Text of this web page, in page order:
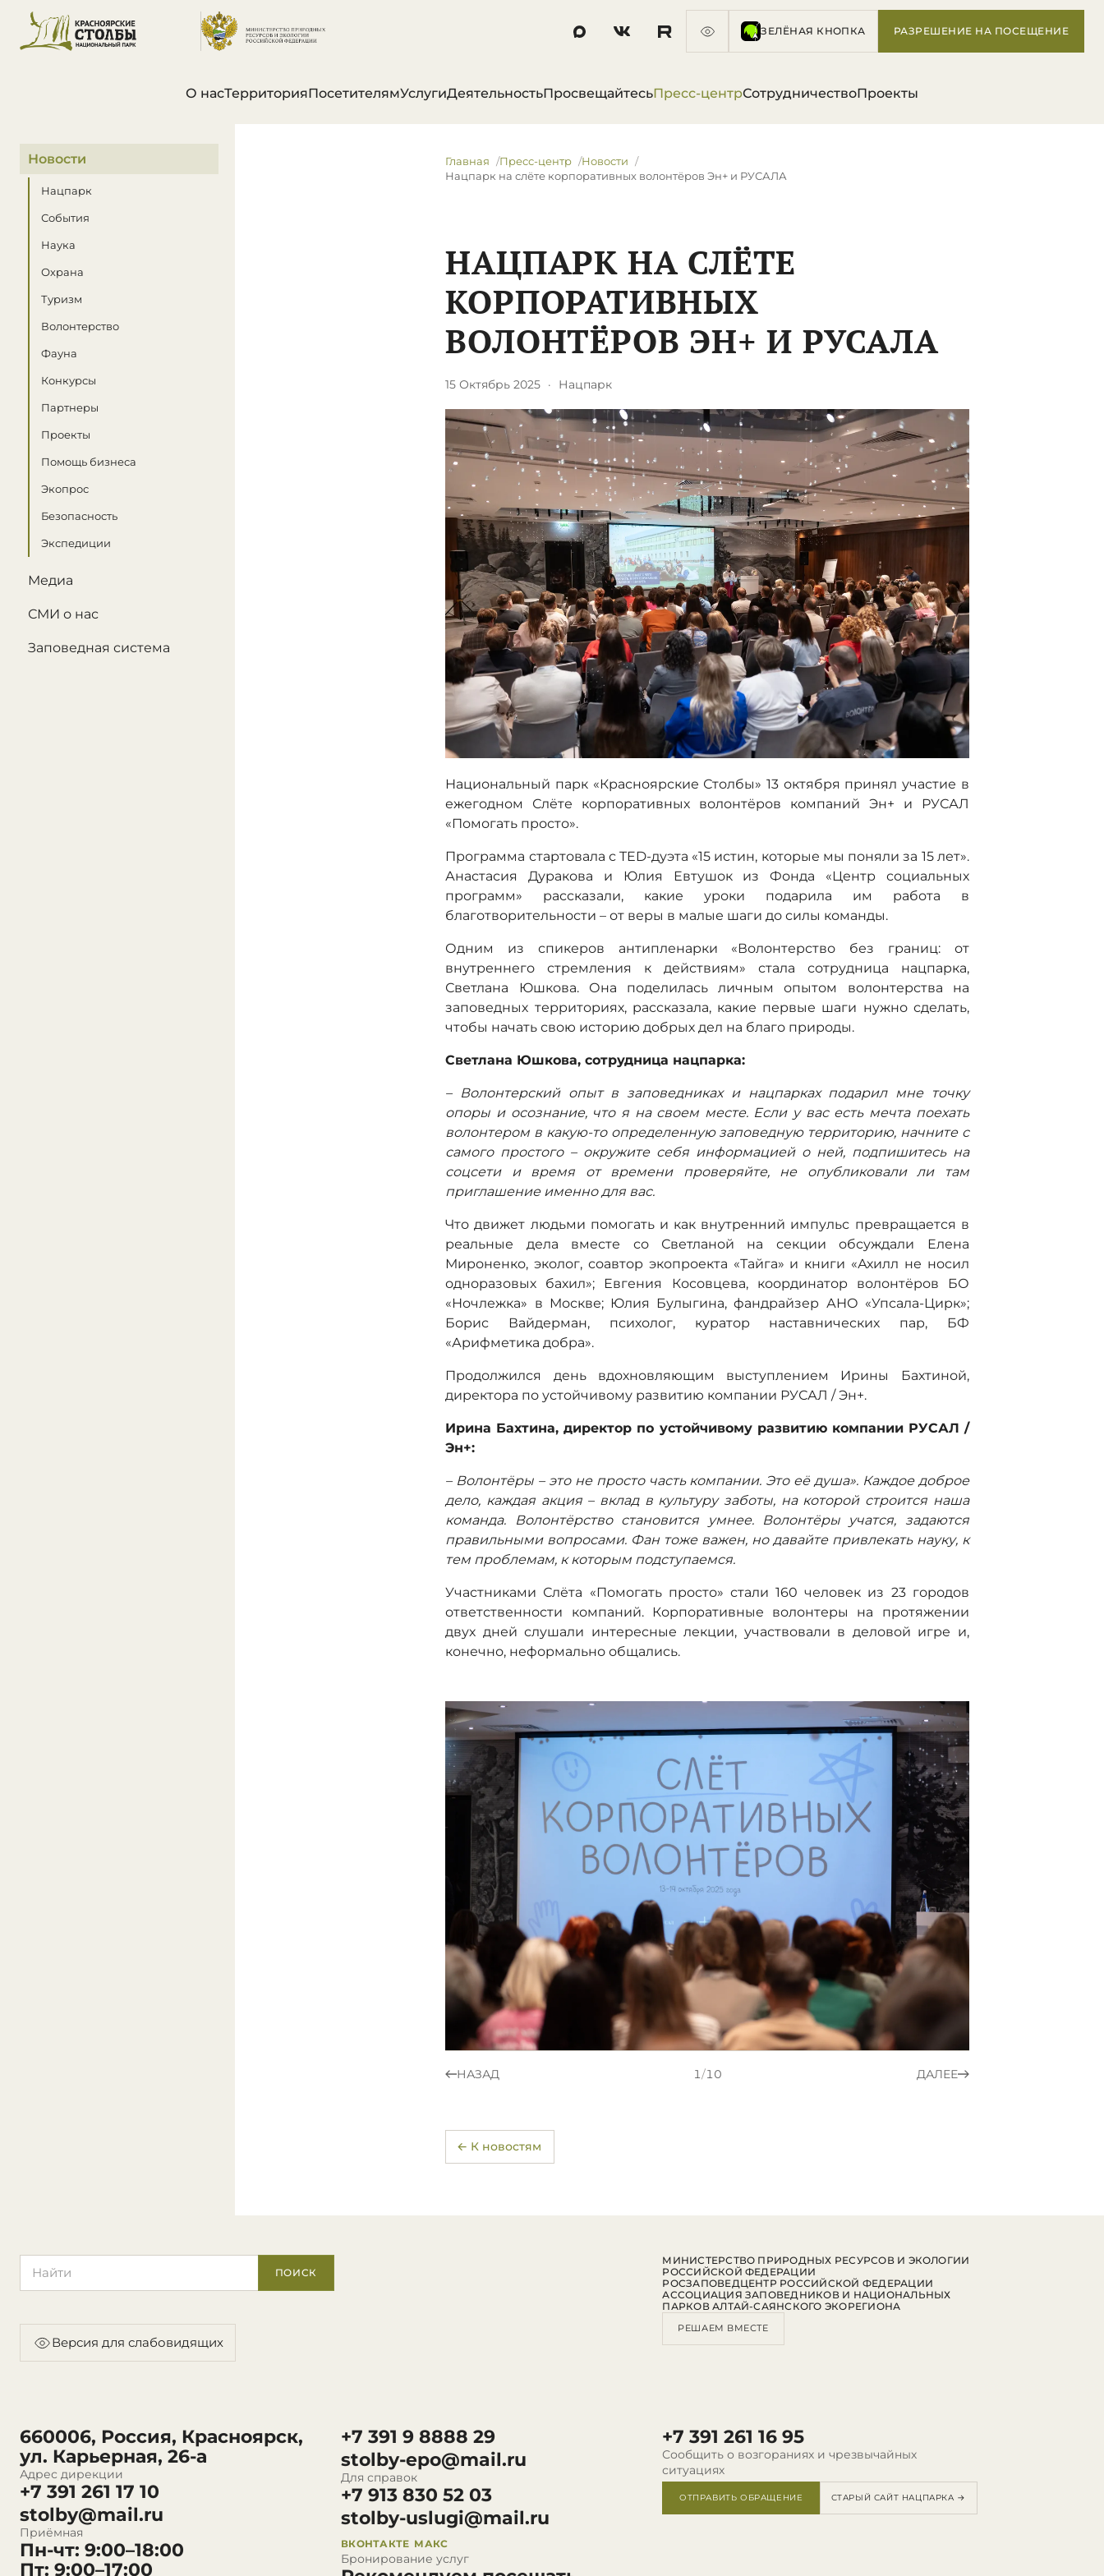
ЗЕЛЁНАЯ КНОПКА РАЗРЕШЕНИЕ НА ПОСЕЩЕНИЕ
О насТерриторияПосетителямУслугиДеятельностьПросвещайтесьПресс-центрСотрудничествоПроекты
В этом разделе
Новости
Нацпарк
События
Наука
Охрана
Туризм
Волонтерство
Фауна
Конкурсы
Партнеры
Проекты
Помощь бизнеса
Экопрос
Безопасность
Экспедиции
Медиа
СМИ о нас
Заповедная система
Главная Пресс-центр
Новости
​Нацпарк на слёте корпоративных волонтёров Эн+ и РУСАЛА
​НАЦПАРК НА СЛЁТЕ
КОРПОРАТИВНЫХ
ВОЛОНТЁРОВ ЭН+ И РУСАЛА
15 Октябрь 2025 · Нацпарк
Национальный парк «Красноярские Столбы» 13 октября принял участие в
ежегодном Слёте корпоративных волонтёров компаний Эн+ и РУСАЛ
«Помогать просто».
Программа стартовала с TED-дуэта «15 истин, которые мы поняли за 15 лет».
Анастасия Дуракова и Юлия Евтушок из Фонда «Центр социальных
программ» рассказали, какие уроки подарила им работа в
благотворительности – от веры в малые шаги до силы команды.
Одним из спикеров антипленарки «Волонтерство без границ: от
внутреннего стремления к действиям» стала сотрудница нацпарка,
Светлана Юшкова. Она поделилась личным опытом волонтерства на
заповедных территориях, рассказала, какие первые шаги нужно сделать,
чтобы начать свою историю добрых дел на благо природы.
Светлана Юшкова, сотрудница нацпарка:
– Волонтерский опыт в заповедниках и нацпарках подарил мне точку
опоры и осознание, что я на своем месте. Если у вас есть мечта поехать
волонтером в какую-то определенную заповедную территорию, начните с
самого простого – окружите себя информацией о ней, подпишитесь на
соцсети и время от времени проверяйте, не опубликовали ли там
приглашение именно для вас.
Что движет людьми помогать и как внутренний импульс превращается в
реальные дела вместе со Светланой на секции обсуждали Елена
Мироненко, эколог, соавтор экопроекта «Тайга» и книги «Ахилл не носил
одноразовых бахил»; Евгения Косовцева, координатор волонтёров БО
«Ночлежка» в Москве; Юлия Булыгина, фандрайзер АНО «Упсала-Цирк»;
Борис Вайдерман, психолог, куратор наставнических пар, БФ
«Арифметика добра».
Продолжился день вдохновляющим выступлением Ирины Бахтиной,
директора по устойчивому развитию компании РУСАЛ / Эн+.
Ирина Бахтина, директор по устойчивому развитию компании РУСАЛ /
Эн+:
– Волонтёры – это не просто часть компании. Это её душа». Каждое доброе
дело, каждая акция – вклад в культуру заботы, на которой строится наша
команда. Волонтёрство становится умнее. Волонтёры учатся, задаются
правильными вопросами. Фан тоже важен, но давайте привлекать науку, к
тем проблемам, к которым подступаемся.
Участниками Слёта «Помогать просто» стали 160 человек из 23 городов
ответственности компаний. Корпоративные волонтеры на протяжении
двух дней слушали интересные лекции, участвовали в деловой игре и,
конечно, неформально общались.
НАЗАД 1/10 ДАЛЕЕ
← К новостям
ПОИСК
Версия для слабовидящих
660006, Россия, Красноярск,
ул. Карьерная, 26-а
Адрес дирекции
+7 391 261 17 10
stolby@mail.ru
Приёмная
Пн-чт: 9:00–18:00
Пт: 9:00–17:00
+7 391 9 8888 29
stolby-epo@mail.ru
Для справок
+7 913 830 52 03
stolby-uslugi@mail.ru
ВКОНТАКТЕ МАКС
Бронирование услуг
+7 391 261 16 95
Сообщить о возгораниях и чрезвычайных
ситуациях
ОТПРАВИТЬ ОБРАЩЕНИЕ СТАРЫЙ САЙТ НАЦПАРКА →
МИНИСТЕРСТВО ПРИРОДНЫХ РЕСУРСОВ И ЭКОЛОГИИ
РОССИЙСКОЙ ФЕДЕРАЦИИ
РОСЗАПОВЕДЦЕНТР РОССИЙСКОЙ ФЕДЕРАЦИИ
АССОЦИАЦИЯ ЗАПОВЕДНИКОВ И НАЦИОНАЛЬНЫХ
ПАРКОВ АЛТАЙ-САЯНСКОГО ЭКОРЕГИОНА
РЕШАЕМ ВМЕСТЕ